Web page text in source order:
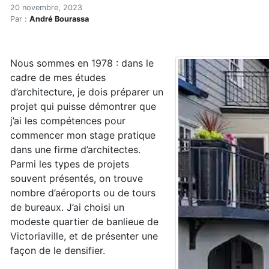
Accueil
Articles
Où en sommes-nous aujourd’hui?
Où en sommes-nous
20 novembre, 2023
Par : André Bourassa
Nous sommes en 1978 : dans le
cadre de mes études
d’architecture, je dois préparer un
projet qui puisse démontrer que
j’ai les compétences pour
commencer mon stage pratique
dans une firme d’architectes.
Parmi les types de projets
souvent présentés, on trouve
nombre d’aéroports ou de tours
de bureaux. J’ai choisi un
modeste quartier de banlieue de
Victoriaville, et de présenter une
façon de le densifier.